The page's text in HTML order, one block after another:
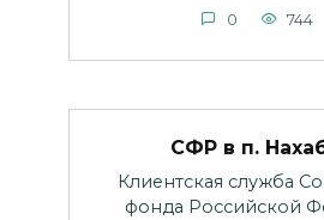
0 744
СФР в п.
Клиентская служба
фонда Российской